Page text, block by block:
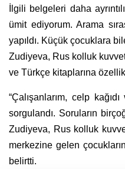
İlgili belgeleri daha
ümit ediyorum. Arama
yapıldı. Küçük çocuklara
Zudiyeva, Rus kolluk
ve Türkçe kitaplarına
“Çalışanlarım, celp
sorgulandı. Soruların
Zudiyeva, Rus kolluk
merkezine gelen
belirtti.